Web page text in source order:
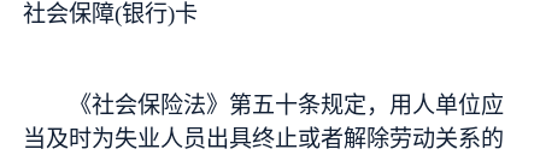
社会保障(银行)卡
《社会保险法》第五十条规定，用人单位应
当及时为失业人员出具终止或者解除劳动关系的